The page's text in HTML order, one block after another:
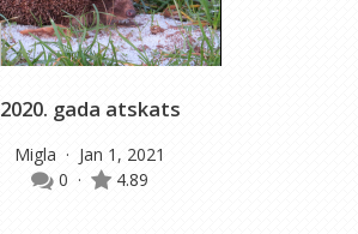
2020. gada atskats
Migla · Jan 1, 2021
0 · 4.89